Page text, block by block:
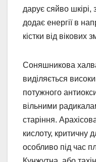
дарує сяйво шкірі,
додає енергії в
кістки від вікових
Соняшникова
виділяється
потужного
вільними
старіння.
кислоту, критичну
особливо під час